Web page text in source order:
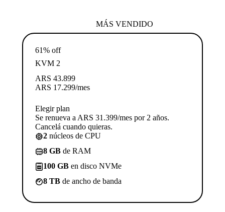
MÁS VENDIDO
61% off
KVM 2
ARS 43.899
ARS 17.299/mes
Elegir plan
Se renueva a ARS 31.399/mes por 2 años.
Cancelá cuando quieras.
2 núcleos de CPU
8 GB de RAM
100 GB en disco NVMe
8 TB de ancho de banda